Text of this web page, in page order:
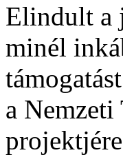
Elindult a
minél
a Nemzeti